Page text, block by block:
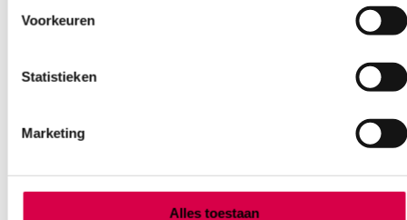
Voorkeuren
Statistieken
Marketing
Alles toestaan